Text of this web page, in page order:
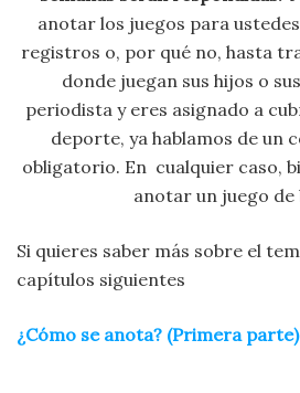
anotar los juegos para
registros o, por qué no, hasta
donde juegan sus hijos o
periodista y eres asignado a
deporte, ya hablamos de un
obligatorio. En cualquier caso,
anotar un juego de
Si quieres saber más sobre el
capítulos siguientes
¿Cómo se anota? (Primera parte)